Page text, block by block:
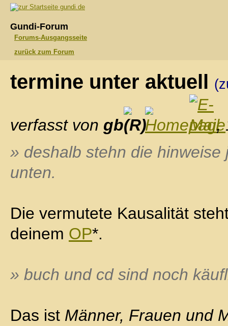
gundi.de
Gundi-Forum
Forums-Ausgangsseite
zurück zum Forum
termine unter aktuell
verfasst von gb
,
» deshalb stehn die hinweise
unten.
Die vermutete Kausalität
deinem OP*.
» buch und cd sind noch
Das ist Männer, Frauen und